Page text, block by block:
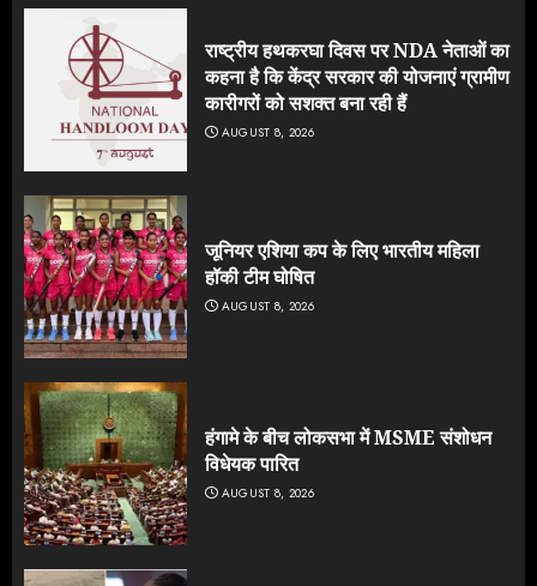
राष्ट्रीय हथकरघा दिवस पर NDA नेताओं का
कहना है कि केंद्र सरकार की योजनाएं ग्रामीण
कारीगरों को सशक्त बना रही हैं
AUGUST 8, 2026
जूनियर एशिया कप के लिए भारतीय महिला
हॉकी टीम घोषित
AUGUST 8, 2026
हंगामे के बीच लोकसभा में MSME संशोधन
विधेयक पारित
AUGUST 8, 2026